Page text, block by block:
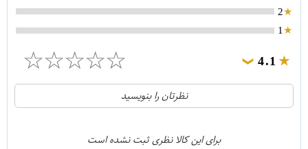
2
1
4.1
❯
☆
☆
☆
☆
☆
21
1
نظرتان را بنویسید
برای این کالا نظری ثبت نشده است